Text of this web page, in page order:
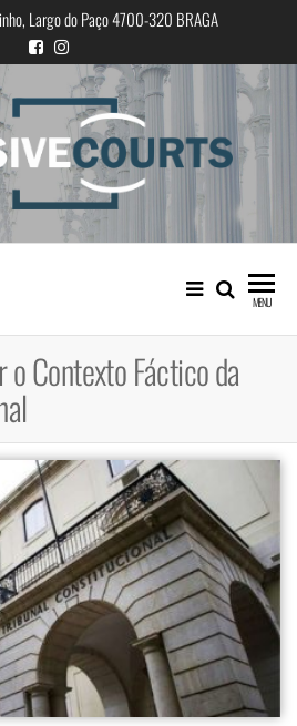
Largo do Paço 4700-320 BRAGA
Igualdade e diferença cultural na
prática judicial portuguesa
MENU
o Contexto Fáctico da